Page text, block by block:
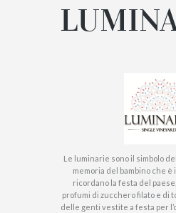
Le luminarie sono il simbolo
memoria del bambino che è
ricordano la festa del
profumi di zucchero filato e di
delle genti vestite a festa per